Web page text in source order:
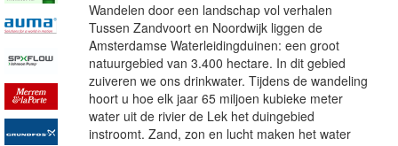
Wandelen door een landschap vol verhalen
Tussen Zandvoort en Noordwijk liggen de
Amsterdamse Waterleidingduinen: een groot
natuurgebied van 3.400 hectare. In dit gebied
zuiveren we ons drinkwater. Tijdens de wandeling
hoort u hoe elk jaar 65 miljoen kubieke meter
water uit de rivier de Lek het duingebied
instroomt. Zand, zon en lucht maken het water